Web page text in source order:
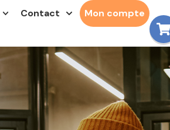
Contact Mon compte